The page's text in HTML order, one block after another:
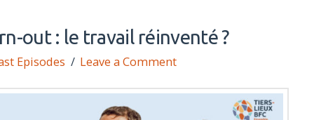
out : le travail réinventé ?
Episodes Leave a Comment